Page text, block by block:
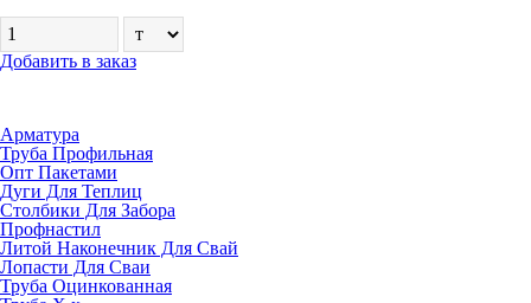
Добавить в заказ
Арматура
Труба Профильная
Опт Пакетами
Дуги Для Теплиц
Столбики Для Забора
Профнастил
Литой Наконечник Для Свай
Лопасти Для Сваи
Труба Оцинкованная